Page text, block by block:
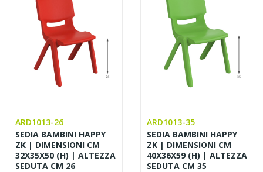
ARD1013-26
SEDIA BAMBINI HAPPY
ZK | DIMENSIONI CM
32X35X50 (H) | ALTEZZA
SEDUTA CM 26
ARD1013-35
SEDIA BAMBINI HAPPY
ZK | DIMENSIONI CM
40X36X59 (H) | ALTEZZA
SEDUTA CM 35